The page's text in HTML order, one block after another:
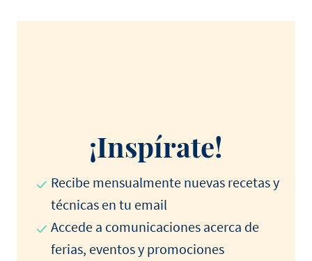
¡Inspírate!
Recibe mensualmente nuevas recetas y
técnicas en tu email
Accede a comunicaciones acerca de
ferias, eventos y promociones